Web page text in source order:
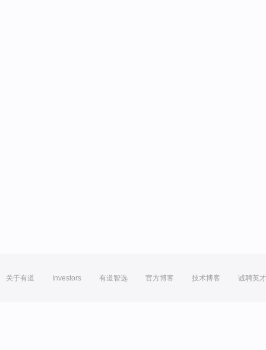
关于有道 Investors 有道智选 官方博客 技术博客 诚聘英才